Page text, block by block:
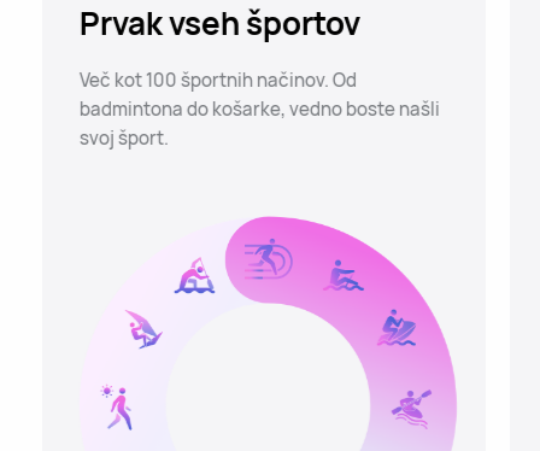
Prvak vseh športov
Več kot 100 športnih načinov. Od
badmintona do košarke, vedno boste našli
svoj šport.